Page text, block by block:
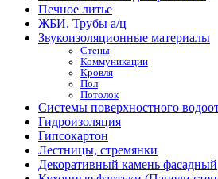
Печное литье
ЖБИ. Трубы а/ц
Звукоизоляционные материалы
Стены
Коммуникации
Кровля
Пол
Потолок
Системы поверхностного
Гидроизоляция
Гипсокартон
Лестницы, стремянки
Декоративный камень фасадный